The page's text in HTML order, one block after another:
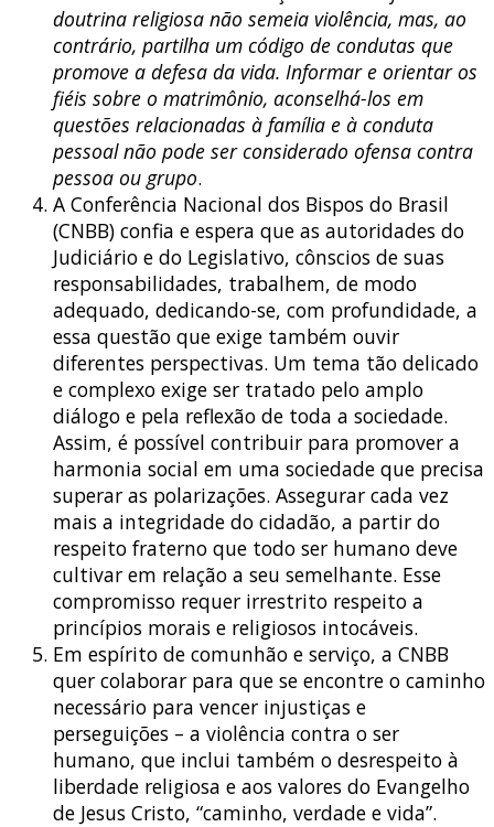
doutrina religiosa não semeia violência, mas, ao
contrário, partilha um código de condutas que
promove a defesa da vida. Informar e orientar os
fiéis sobre o matrimônio, aconselhá-los em
questões relacionadas à família e à conduta
pessoal não pode ser considerado ofensa contra
pessoa ou grupo.
A Conferência Nacional dos Bispos do Brasil
(CNBB) confia e espera que as autoridades do
Judiciário e do Legislativo, cônscios de suas
responsabilidades, trabalhem, de modo
adequado, dedicando-se, com profundidade, a
essa questão que exige também ouvir
diferentes perspectivas. Um tema tão delicado
e complexo exige ser tratado pelo amplo
diálogo e pela reflexão de toda a sociedade.
Assim, é possível contribuir para promover a
harmonia social em uma sociedade que precisa
superar as polarizações. Assegurar cada vez
mais a integridade do cidadão, a partir do
respeito fraterno que todo ser humano deve
cultivar em relação a seu semelhante. Esse
compromisso requer irrestrito respeito a
princípios morais e religiosos intocáveis.
Em espírito de comunhão e serviço, a CNBB
quer colaborar para que se encontre o caminho
necessário para vencer injustiças e
perseguições – a violência contra o ser
humano, que inclui também o desrespeito à
liberdade religiosa e aos valores do Evangelho
de Jesus Cristo, “caminho, verdade e vida”.